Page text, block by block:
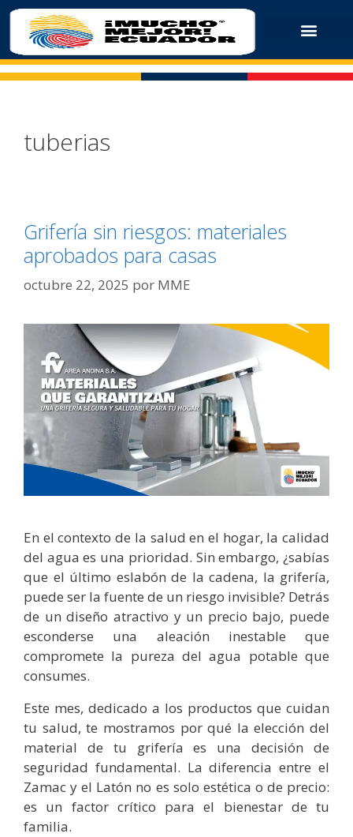
tuberias
Grifería sin riesgos: materiales
aprobados para casas
octubre 22, 2025 por MME
En el contexto de la salud en el hogar, la calidad
del agua es una prioridad. Sin embargo, ¿sabías
que el último eslabón de la cadena, la grifería,
puede ser la fuente de un riesgo invisible? Detrás
de un diseño atractivo y un precio bajo, puede
esconderse una aleación inestable que
compromete la pureza del agua potable que
consumes.
Este mes, dedicado a los productos que cuidan
tu salud, te mostramos por qué la elección del
material de tu grifería es una decisión de
seguridad fundamental. La diferencia entre el
Zamac y el Latón no es solo estética o de precio:
es un factor crítico para el bienestar de tu
familia.